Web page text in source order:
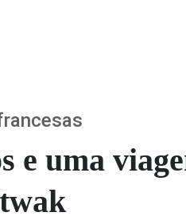
e uma